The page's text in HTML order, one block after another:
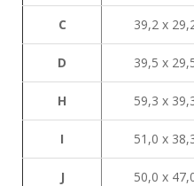
C 39,2 х
D 39,5 х
H 59,3 х
I 51,0 х
J 50,0 х